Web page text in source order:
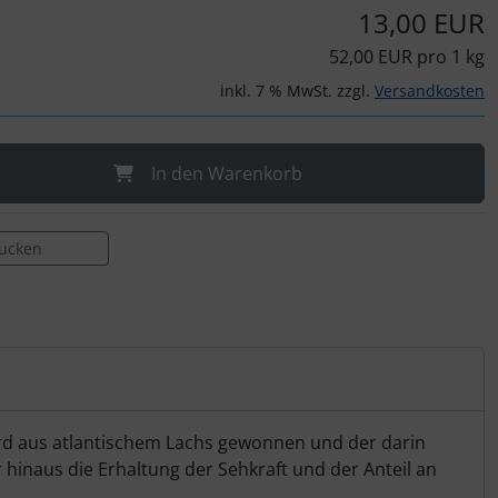
13,00 EUR
52,00 EUR pro 1 kg
inkl. 7 % MwSt. zzgl. Versandkosten
In den Warenkorb
aus atlantischem Lachs gewonnen und der darin
die Erhaltung der Sehkraft und der Anteil an